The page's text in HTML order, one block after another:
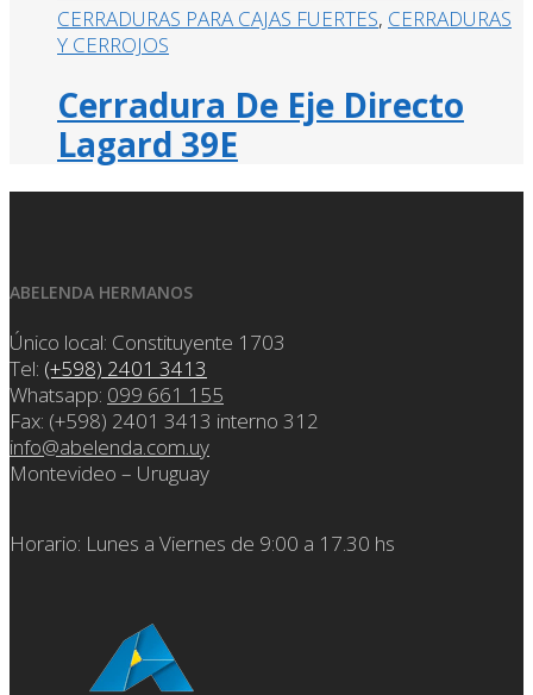
CERRADURAS PARA CAJAS FUERTES, CERRADURAS
Y CERROJOS
Cerradura De Eje Directo
Lagard 39E
ABELENDA HERMANOS
Único local: Constituyente 1703
Tel: (+598) 2401 3413
Whatsapp: 099 661 155
Fax: (+598) 2401 3413 interno 312
info@abelenda.com.uy
Montevideo – Uruguay
Horario: Lunes a Viernes de 9:00 a 17.30 hs